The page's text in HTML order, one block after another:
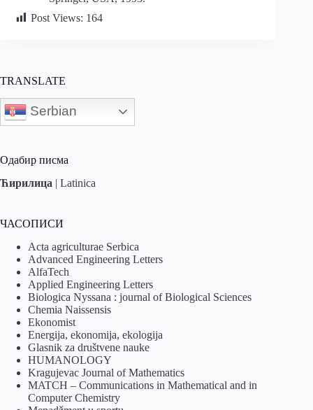
Post Views: 164
TRANSLATE
Serbian
Одабир писма
Ћирилица | Latinica
ЧАСОПИСИ
Acta agriculturae Serbica
Advanced Engineering Letters
AlfaTech
Applied Engineering Letters
Biologica Nyssana : journal of Biological Sciences
Chemia Naissensis
Ekonomist
Energija, ekonomija, ekologija
Glasnik za društvene nauke
HUMANOLOGY
Kragujevac Journal of Mathematics
MATCH – Communications in Mathematical and in
Computer Chemistry